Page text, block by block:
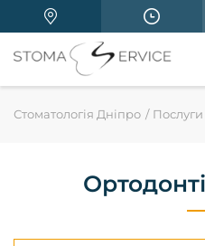
Стоматологія Дніпро Послуги